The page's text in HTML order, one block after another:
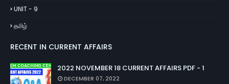
UNIT - 9
தமிழ்
RECENT IN CURRENT AFFAIRS
2022 NOVEMBER 18 CURRENT AFFAIRS PDF - 1
DECEMBER 07, 2022